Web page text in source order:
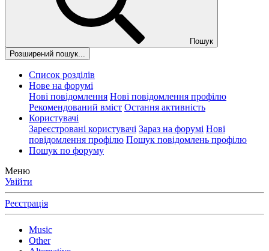
Пошук
Розширений пошук...
Список розділів
Нове на форумі
Нові повідомлення Нові повідомлення профілю
Рекомендований вміст Остання активність
Користувачі
Зареєстровані користувачі Зараз на форумі Нові
повідомлення профілю Пошук повідомлень профілю
Пошук по форуму
Меню
Увійти
Реєстрація
Music
Other